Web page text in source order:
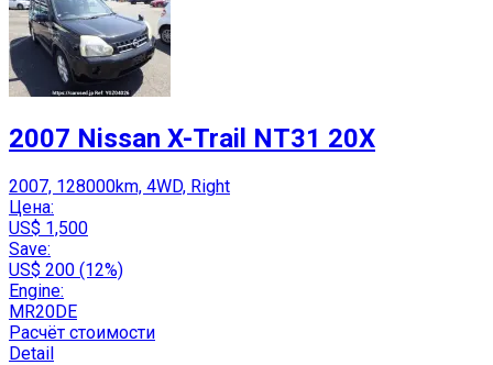
2007 Nissan X-Trail NT31 20X
2007, 128000km, 4WD, Right
Цена:
US$ 1,500
Save:
US$ 200 (12%)
Engine:
MR20DE
Расчёт стоимости
Detail